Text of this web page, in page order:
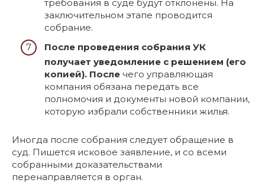
требования в суде будут отклонены. На
заключительном этапе проводится
собрание.
После проведения собрания УК
получает уведомление с решением (его
копией). После чего управляющая
компания обязана передать все
полномочия и документы новой компании,
которую избрали собственники жилья.
Иногда после собрания следует обращение в
суд. Пишется исковое заявление, и со всеми
собранными доказательствами
перенаправляется в орган.